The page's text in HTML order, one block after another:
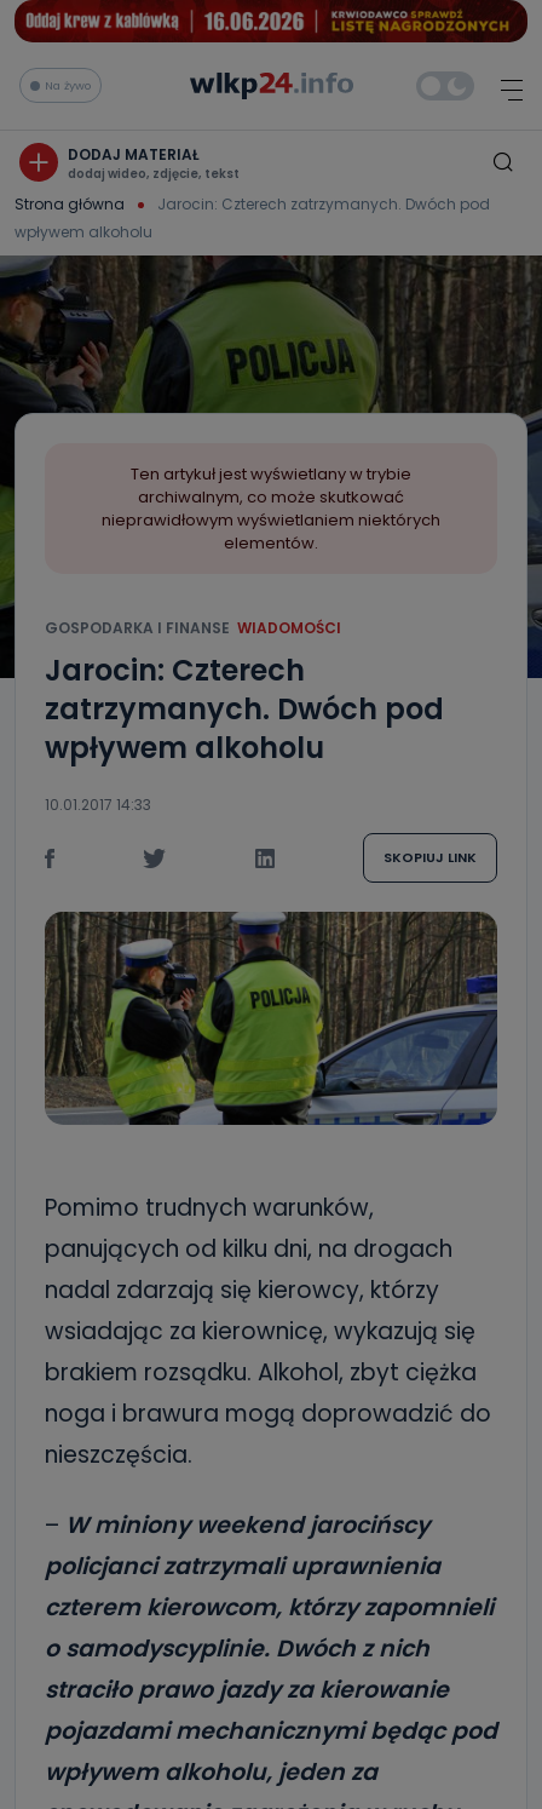
Na żywo
DODAJ MATERIAŁ
dodaj wideo, zdjęcie, tekst
Strona główna
Jarocin: Czterech zatrzymanych. Dwóch pod
wpływem alkoholu
Ten artykuł jest wyświetlany w trybie
archiwalnym, co może skutkować
nieprawidłowym wyświetlaniem niektórych
elementów.
GOSPODARKA I FINANSE WIADOMOŚCI
Jarocin: Czterech
zatrzymanych. Dwóch pod
wpływem alkoholu
10.01.2017 14:33
SKOPIUJ LINK
Pomimo trudnych warunków,
panujących od kilku dni, na drogach
nadal zdarzają się kierowcy, którzy
wsiadając za kierownicę, wykazują się
brakiem rozsądku. Alkohol, zbyt ciężka
noga i brawura mogą doprowadzić do
nieszczęścia.
– W miniony weekend jarocińscy
policjanci zatrzymali uprawnienia
czterem kierowcom, którzy zapomnieli
o samodyscyplinie. Dwóch z nich
straciło prawo jazdy za kierowanie
pojazdami mechanicznymi będąc pod
wpływem alkoholu, jeden za